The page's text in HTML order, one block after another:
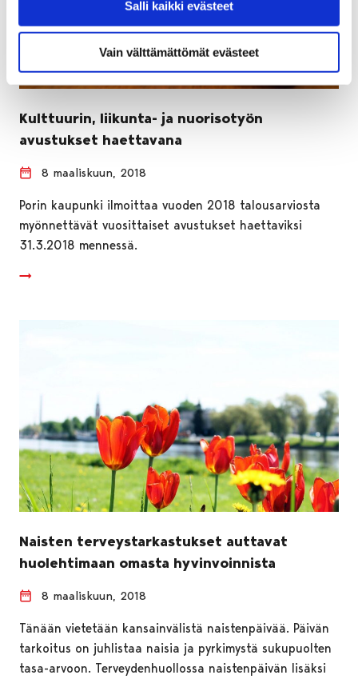
Salli kaikki evästeet
Vain välttämättömät evästeet
Kulttuurin, liikunta- ja nuorisotyön
avustukset haettavana
8 maaliskuun, 2018
Porin kaupunki ilmoittaa vuoden 2018 talousarviosta
myönnettävät vuosittaiset avustukset haettaviksi
31.3.2018 mennessä.
Naisten terveystarkastukset auttavat
huolehtimaan omasta hyvinvoinnista
8 maaliskuun, 2018
Tänään vietetään kansainvälistä naistenpäivää. Päivän
tarkoitus on juhlistaa naisia ja pyrkimystä sukupuolten
tasa-arvoon. Terveydenhuollossa naistenpäivän lisäksi